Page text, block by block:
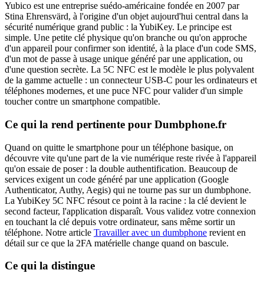
Yubico est une entreprise suédo-américaine fondée en 2007 par
Stina Ehrensvärd, à l'origine d'un objet aujourd'hui central dans la
sécurité numérique grand public : la YubiKey. Le principe est
simple. Une petite clé physique qu'on branche ou qu'on approche
d'un appareil pour confirmer son identité, à la place d'un code SMS,
d'un mot de passe à usage unique généré par une application, ou
d'une question secrète. La 5C NFC est le modèle le plus polyvalent
de la gamme actuelle : un connecteur USB-C pour les ordinateurs et
téléphones modernes, et une puce NFC pour valider d'un simple
toucher contre un smartphone compatible.
Ce qui la rend pertinente pour Dumbphone.fr
Quand on quitte le smartphone pour un téléphone basique, on
découvre vite qu'une part de la vie numérique reste rivée à l'appareil
qu'on essaie de poser : la double authentification. Beaucoup de
services exigent un code généré par une application (Google
Authenticator, Authy, Aegis) qui ne tourne pas sur un dumbphone.
La YubiKey 5C NFC résout ce point à la racine : la clé devient le
second facteur, l'application disparaît. Vous validez votre connexion
en touchant la clé depuis votre ordinateur, sans même sortir un
téléphone. Notre article Travailler avec un dumbphone revient en
détail sur ce que la 2FA matérielle change quand on bascule.
Ce qui la distingue